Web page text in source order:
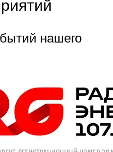
нашего